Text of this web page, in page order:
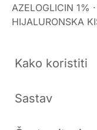
AZELOGLICIN 1%
HIJALURONSKA
Kako koristiti
Sastav